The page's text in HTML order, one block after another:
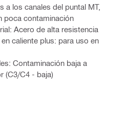
a los canales del puntal MT,
poca contaminación
Acero de alta resistencia
caliente plus: para uso en
Contaminación baja a
(C3/C4 - baja)